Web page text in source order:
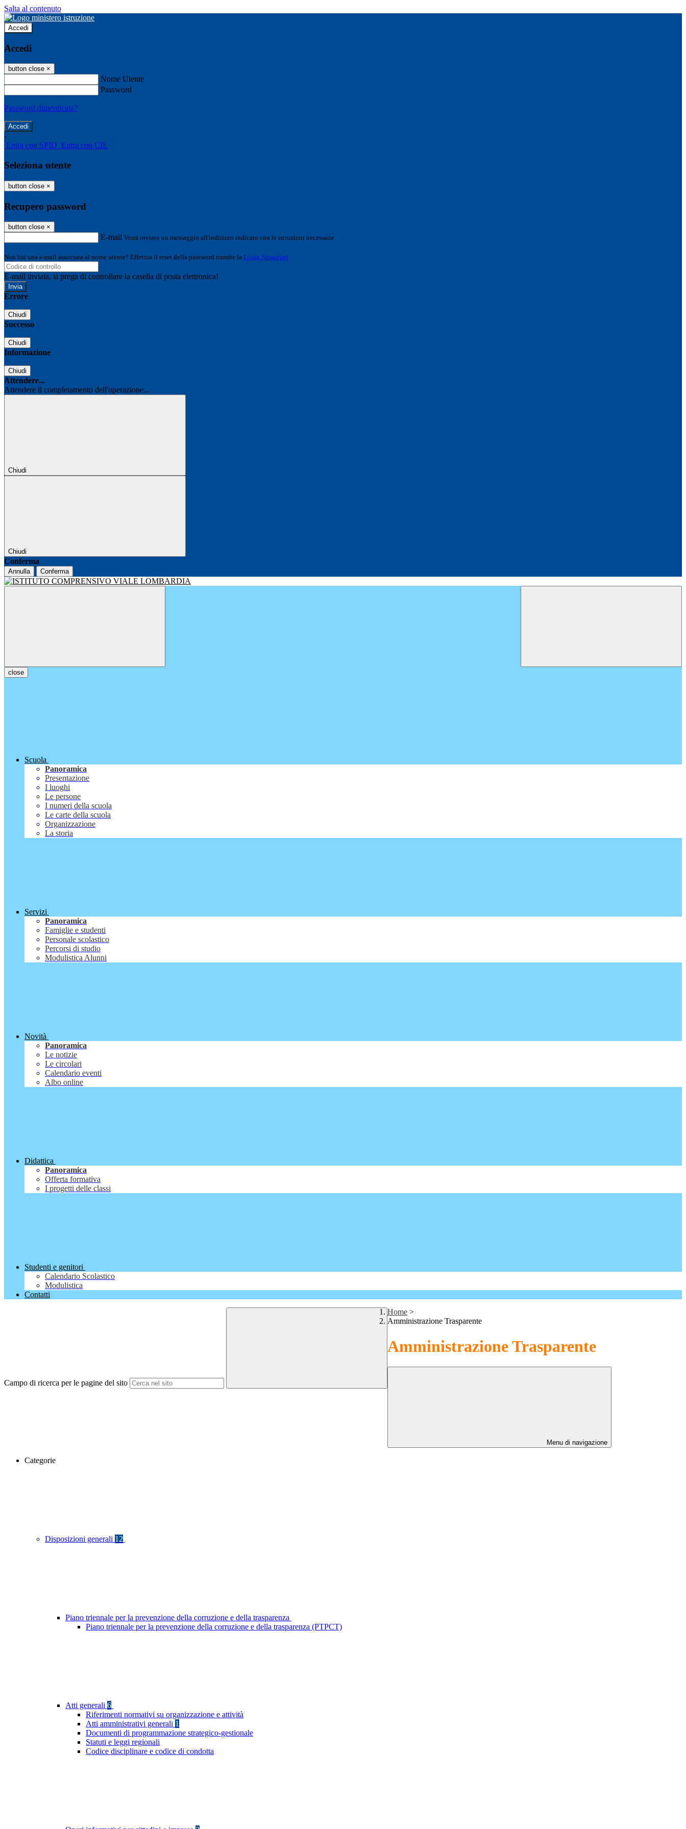
Salta al contenuto
Accedi
Accedi
button close ×
Nome Utente
Password
Password dimenticata?
-
Entra con SPID Entra con CIE
Seleziona utente
button close ×
Recupero password
button close ×
E-mail Verrà inviato un messaggio all'indirizzo indicato con le istruzioni necessarie.
Non hai una e-mail associata al nome utente? Effettua il reset della password tramite la Login Spaggiari
E-mail inviata, si prega di controllare la casella di posta elettronica!
Errore
Chiudi
Successo
Chiudi
Informazione
Chiudi
Attendere...
Attendere il completamento dell'operazione...
Chiudi
Chiudi
Conferma
Annulla Conferma
close
Scuola
Panoramica
Presentazione
I luoghi
Le persone
I numeri della scuola
Le carte della scuola
Organizzazione
La storia
Servizi
Panoramica
Famiglie e studenti
Personale scolastico
Percorsi di studio
Modulistica Alunni
Novità
Panoramica
Le notizie
Le circolari
Calendario eventi
Albo online
Didattica
Panoramica
Offerta formativa
I progetti delle classi
Studenti e genitori
Calendario Scolastico
Modulistica
Contatti
Campo di ricerca per le pagine del sito
Home >
Amministrazione Trasparente
Amministrazione Trasparente
Menu di navigazione
Categorie
Disposizioni generali 12
Piano triennale per la prevenzione della corruzione e della trasparenza
Piano triennale per la prevenzione della corruzione e della trasparenza (PTPCT)
Atti generali 6
Riferimenti normativi su organizzazione e attività
Atti amministrativi generali 1
Documenti di programmazione strategico-gestionale
Statuti e leggi regionali
Codice disciplinare e codice di condotta